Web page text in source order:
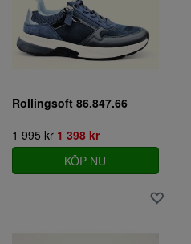
Rollingsoft 86.847.66
1 995 kr 1 398 kr
KÖP NU